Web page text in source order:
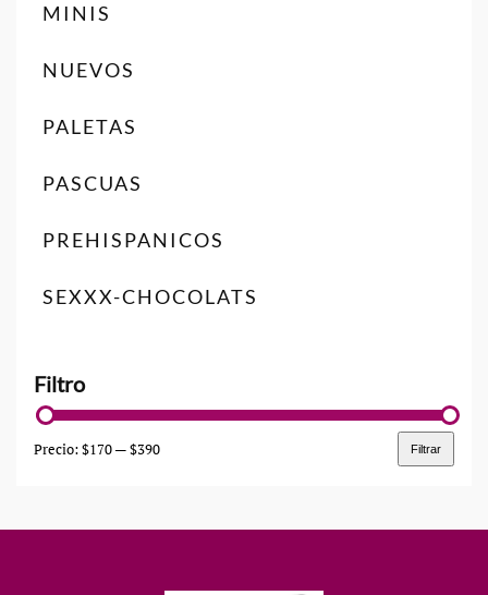
MINIS
NUEVOS
PALETAS
PASCUAS
PREHISPANICOS
SEXXX-CHOCOLATS
Precio
Precio
Filtrar
Precio:$170—$390